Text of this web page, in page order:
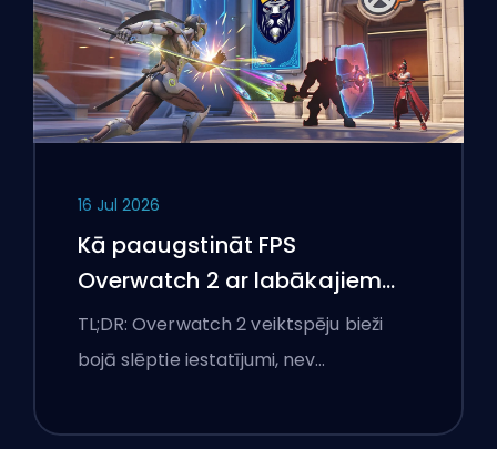
16 Jul 2026
Kā paaugstināt FPS
Overwatch 2 ar labākajiem
iestatījumiem
TL;DR: Overwatch 2 veiktspēju bieži
bojā slēptie iestatījumi, nev…